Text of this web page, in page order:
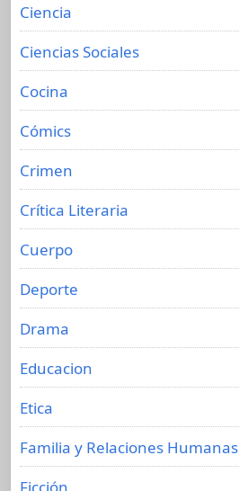
Ciencia
Ciencias Sociales
Cocina
Cómics
Crimen
Crítica Literaria
Cuerpo
Deporte
Drama
Educacion
Etica
Familia y Relaciones Humanas
Ficción